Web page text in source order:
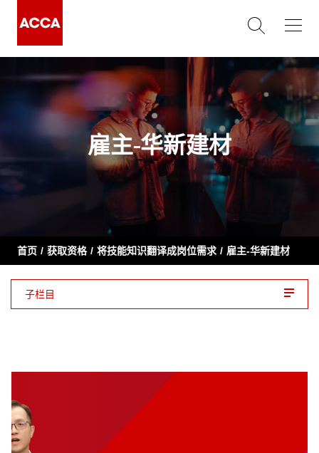
雇主-华新建材
首页 获取资格 将技能知识翻译成岗位需求 雇主-华新建材
子栏目